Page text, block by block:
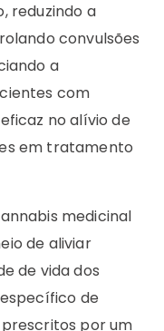
reduzindo a
convulsões
a
com
no alívio de
em tratamento
medicinal
de aliviar
de vida dos
de
por um